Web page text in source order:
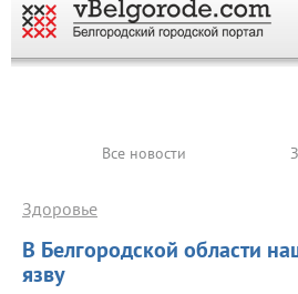
Все новости
В Белгородской области
язву
Здоровье